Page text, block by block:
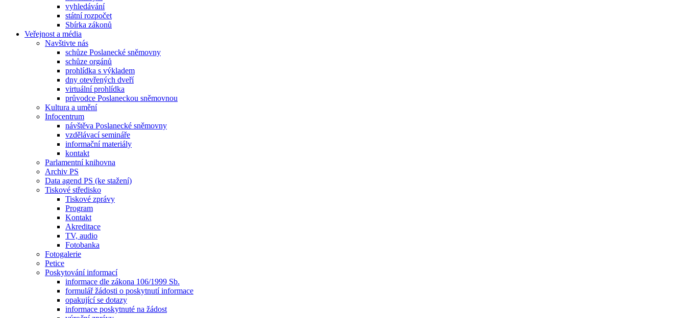
vyhledávání
státní rozpočet
Sbírka zákonů
Veřejnost a média
Navštivte nás
schůze Poslanecké sněmovny
schůze orgánů
prohlídka s výkladem
dny otevřených dveří
virtuální prohlídka
průvodce Poslaneckou sněmovnou
Kultura a umění
Infocentrum
návštěva Poslanecké sněmovny
vzdělávací semináře
informační materiály
kontakt
Parlamentní knihovna
Archiv PS
Data agend PS (ke stažení)
Tiskové středisko
Tiskové zprávy
Program
Kontakt
Akreditace
TV, audio
Fotobanka
Fotogalerie
Petice
Poskytování informací
informace dle zákona 106/1999 Sb.
formulář žádosti o poskytnutí informace
opakující se dotazy
informace poskytnuté na žádost